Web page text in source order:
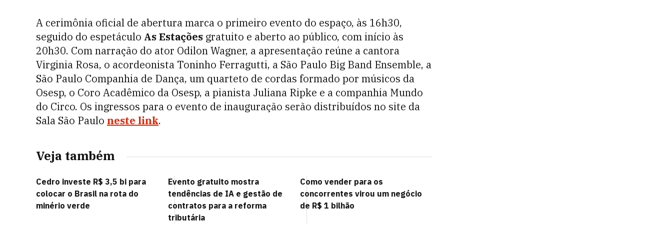
A cerimônia oficial de abertura marca o primeiro evento do espaço, às 16h30,
seguido do espetáculo As Estações gratuito e aberto ao público, com início às
20h30. Com narração do ator Odilon Wagner, a apresentação reúne a cantora
Virginia Rosa, o acordeonista Toninho Ferragutti, a São Paulo Big Band Ensemble, a
São Paulo Companhia de Dança, um quarteto de cordas formado por músicos da
Osesp, o Coro Acadêmico da Osesp, a pianista Juliana Ripke e a companhia Mundo
do Circo. Os ingressos para o evento de inauguração serão distribuídos no site da
Sala São Paulo neste link.
Veja também
Cedro investe R$ 3,5 bi para
colocar o Brasil na rota do
minério verde
Evento gratuito mostra
tendências de IA e gestão de
contratos para a reforma
tributária
Como vender para os
concorrentes virou um negócio
de R$ 1 bilhão